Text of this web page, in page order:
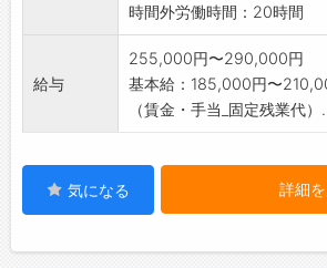
時間外労働時間：20時間
給与
255,000円〜290,000円
基本給：185,000円〜
（賃金・手当_固定残業代）
気になる 詳細